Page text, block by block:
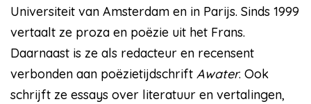
Universiteit van Amsterdam en in Parijs. Sinds 1999
vertaalt ze proza en poëzie uit het Frans.
Daarnaast is ze als redacteur en recensent
verbonden aan poëzietijdschrift Awater. Ook
schrijft ze essays over literatuur en vertalingen,